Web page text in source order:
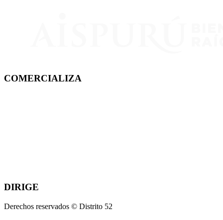
COMERCIALIZA
DIRIGE
Derechos reservados © Distrito 52